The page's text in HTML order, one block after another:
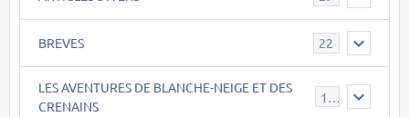
BREVES 22
LES AVENTURES DE BLANCHE-NEIGE ET DES
CRENAINS
17